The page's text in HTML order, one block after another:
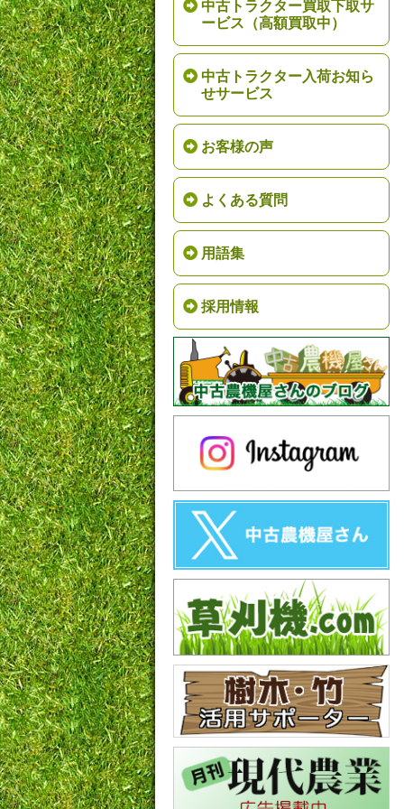
中古トラクター買取下取サ
ービス（高額買取中）
中古トラクター入荷お知ら
せサービス
お客様の声
よくある質問
用語集
採用情報